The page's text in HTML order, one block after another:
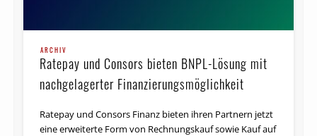
ARCHIV
Ratepay und Consors bieten BNPL-Lösung mit
nachgelagerter Finanzierungsmöglichkeit
Ratepay und Consors Finanz bieten ihren Partnern jetzt
eine erweiterte Form von Rechnungskauf sowie Kauf auf